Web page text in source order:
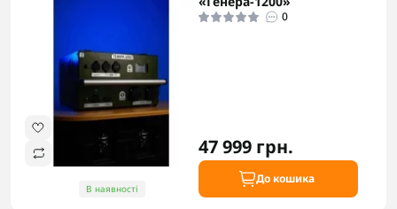
В наявності
0
47 999 грн.
До кошика